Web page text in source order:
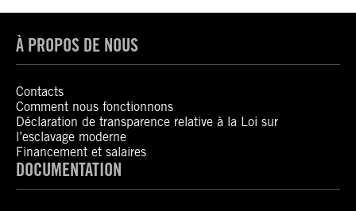
À PROPOS DE NOUS
Contacts
Comment nous fonctionnons
Déclaration de transparence relative à la Loi sur
l’esclavage moderne
Financement et salaires
DOCUMENTATION